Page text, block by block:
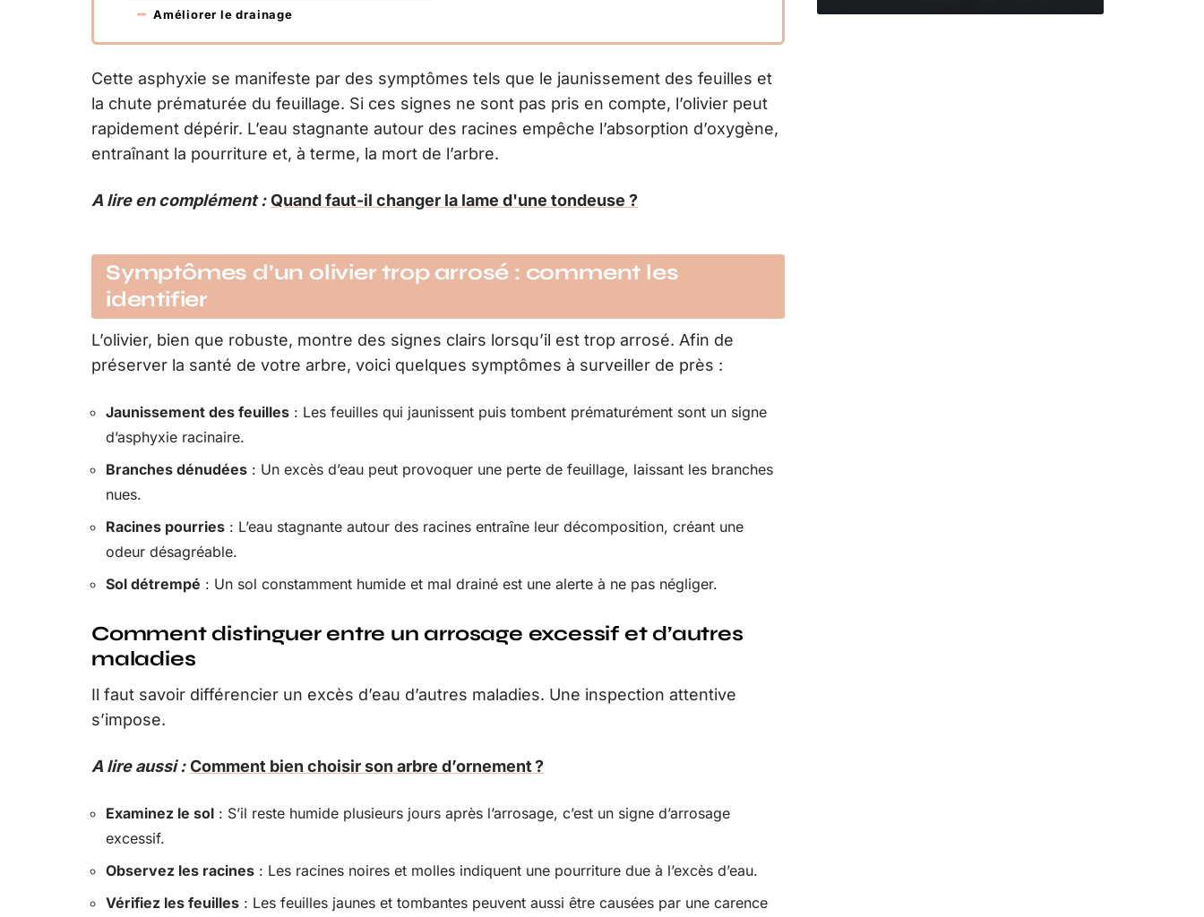
Améliorer le drainage
Cette asphyxie se manifeste par des symptômes tels que le jaunissement des feuilles et
la chute prématurée du feuillage. Si ces signes ne sont pas pris en compte, l’olivier peut
rapidement dépérir. L’eau stagnante autour des racines empêche l’absorption d’oxygène,
entraînant la pourriture et, à terme, la mort de l’arbre.
A lire en complément : Quand faut-il changer la lame d'une tondeuse ?
Symptômes d’un olivier trop arrosé : comment les
identifier
L’olivier, bien que robuste, montre des signes clairs lorsqu’il est trop arrosé. Afin de
préserver la santé de votre arbre, voici quelques symptômes à surveiller de près :
Jaunissement des feuilles : Les feuilles qui jaunissent puis tombent prématurément sont un signe
d’asphyxie racinaire.
Branches dénudées : Un excès d’eau peut provoquer une perte de feuillage, laissant les branches
nues.
Racines pourries : L’eau stagnante autour des racines entraîne leur décomposition, créant une
odeur désagréable.
Sol détrempé : Un sol constamment humide et mal drainé est une alerte à ne pas négliger.
Comment distinguer entre un arrosage excessif et d’autres
maladies
Il faut savoir différencier un excès d’eau d’autres maladies. Une inspection attentive
s’impose.
A lire aussi : Comment bien choisir son arbre d’ornement ?
Examinez le sol : S’il reste humide plusieurs jours après l’arrosage, c’est un signe d’arrosage
excessif.
Observez les racines : Les racines noires et molles indiquent une pourriture due à l’excès d’eau.
Vérifiez les feuilles : Les feuilles jaunes et tombantes peuvent aussi être causées par une carence